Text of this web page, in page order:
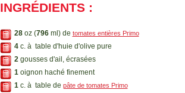
INGRÉDIENTS :
28 oz (796ml) de tomates entières Primo
4 c. à table d'huie d'olive pure
2 gousses d'ail, écrasées
1 oignon haché finement
1 c. à table de pâte de tomates Primo